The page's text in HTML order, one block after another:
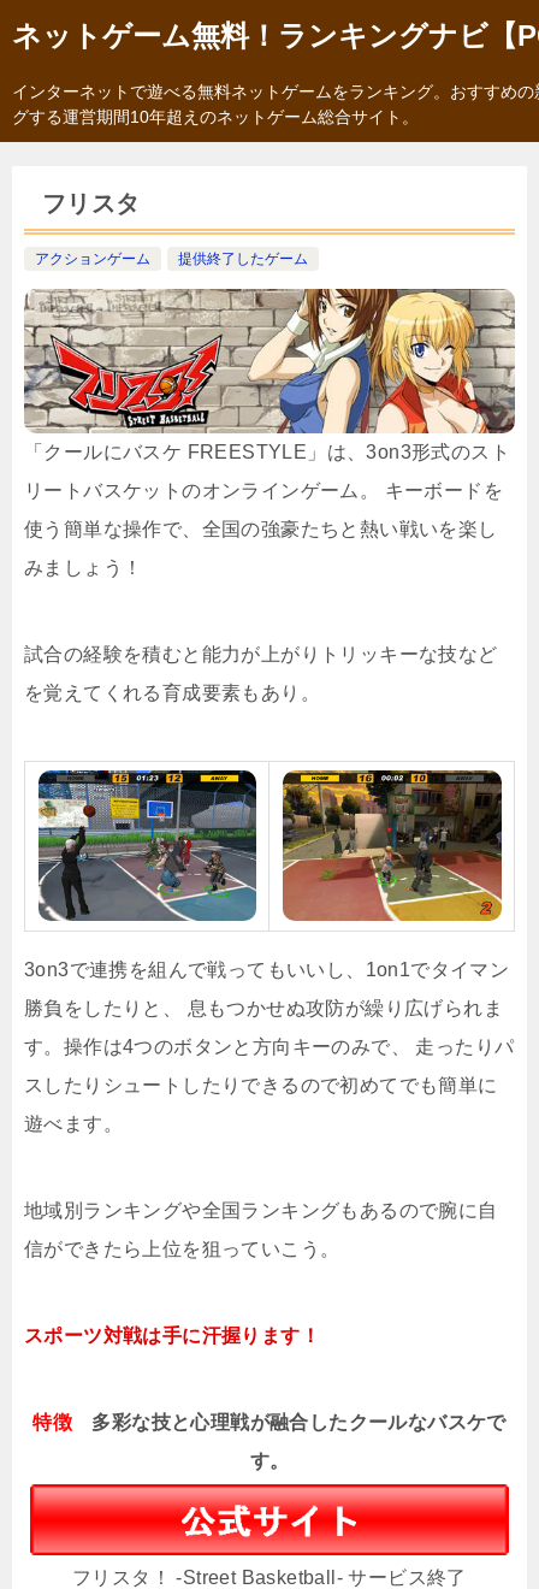
ネットゲーム無料！ランキングナビ【
インターネットで遊べる無料ネットゲームをランキング。おすすめ
グする運営期間10年超えのネットゲーム総合サイト。
フリスタ
アクションゲーム 提供終了したゲーム
「クールにバスケ FREESTYLE」は、3on3形式のスト
リートバスケットのオンラインゲーム。 キーボードを
使う簡単な操作で、全国の強豪たちと熱い戦いを楽し
みましょう！
試合の経験を積むと能力が上がりトリッキーな技など
を覚えてくれる育成要素もあり。
3on3で連携を組んで戦ってもいいし、1on1でタイマン
勝負をしたりと、 息もつかせぬ攻防が繰り広げられま
す。操作は4つのボタンと方向キーのみで、 走ったりパ
スしたりシュートしたりできるので初めてでも簡単に
遊べます。
地域別ランキングや全国ランキングもあるので腕に自
信ができたら上位を狙っていこう。
スポーツ対戦は手に汗握ります！
特徴
多彩な技と心理戦が融合したクールなバスケで
す。
フリスタ！ -Street Basketball- サービス終了